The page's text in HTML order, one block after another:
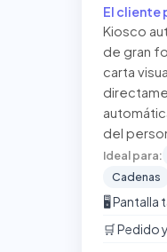
El cliente
Kiosco
de gran
carta
del
Ideal para:
Cadenas
🖥️ Pantalla
🛒 Pedido